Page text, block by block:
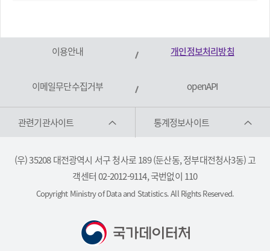
이용안내 개인정보처리방침
이메일무단수집거부 openAPI
관련기관사이트 통계정보사이트
(우) 35208 대전광역시 서구 청사로 189 (둔산동, 정부대전청사3동) 고
객센터 02-2012-9114, 국번없이 110
Copyright Ministry of Data and Statistics. All Rights Reserved.